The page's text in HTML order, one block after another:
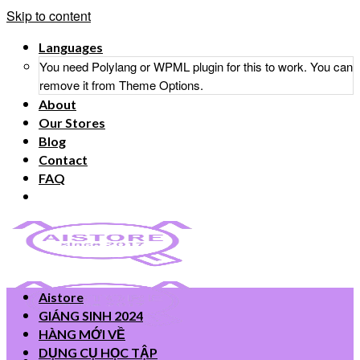
Skip to content
Languages
You need Polylang or WPML plugin for this to work. You can
remove it from Theme Options.
About
Our Stores
Blog
Contact
FAQ
Aistore
GIÁNG SINH 2024
HÀNG MỚI VỀ
DỤNG CỤ HỌC TẬP